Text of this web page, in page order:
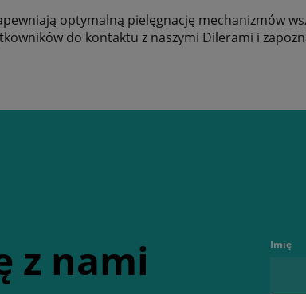
optymalną pielęgnację mechanizmów
do kontaktu z naszymi Dilerami i
z nami Imię